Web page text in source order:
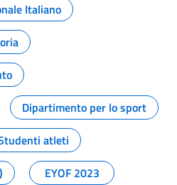
Italiano
Dipartimento per lo sport
atleti
EYOF 2023